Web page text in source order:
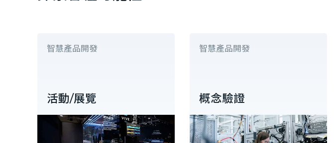
智慧產品開發
活動/展覽
智慧產品開發
概念驗證